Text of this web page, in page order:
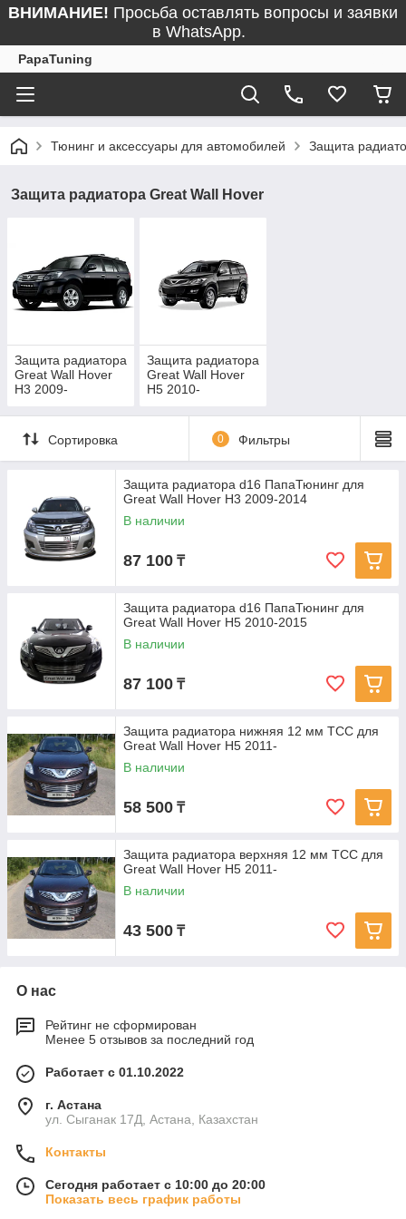
ВНИМАНИЕ! Просьба оставлять вопросы и заявки
в WhatsApp.
PapaTuning
Тюнинг и аксессуары для автомобилей Защита
Защита радиатора Great Wall Hover
Защита радиатора
Great Wall Hover
H3 2009-
Защита радиатора
Great Wall Hover
H5 2010-
Сортировка 0 Фильтры
Защита радиатора d16 ПапаТюнинг для
Great Wall Hover H3 2009-2014
В наличии
87 100 ₸
Защита радиатора d16 ПапаТюнинг для
Great Wall Hover H5 2010-2015
В наличии
87 100 ₸
Защита радиатора нижняя 12 мм ТСС для
Great Wall Hover H5 2011-
В наличии
58 500 ₸
Защита радиатора верхняя 12 мм ТСС для
Great Wall Hover H5 2011-
В наличии
43 500 ₸
О нас
Рейтинг не сформирован
Менее 5 отзывов за последний год
Работает с 01.10.2022
г. Астана
ул. Сыганак 17Д, Астана, Казахстан
Контакты
Сегодня работает с 10:00 до 20:00
Показать весь график работы